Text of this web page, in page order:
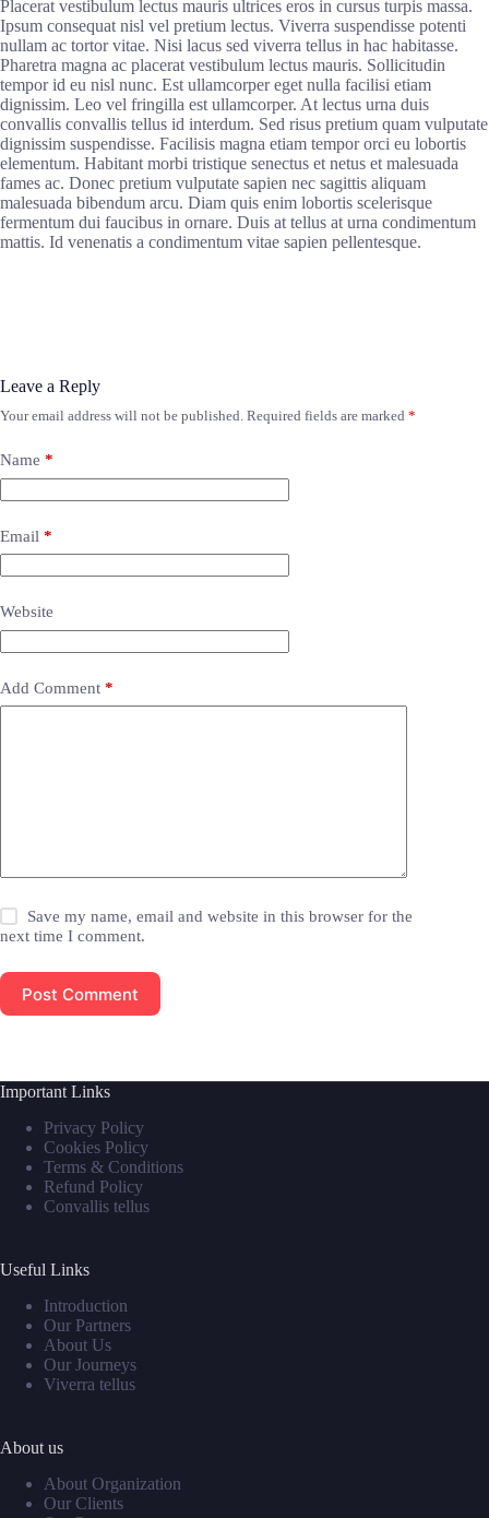
Placerat vestibulum lectus mauris ultrices eros in cursus turpis massa.
Ipsum consequat nisl vel pretium lectus. Viverra suspendisse potenti
nullam ac tortor vitae. Nisi lacus sed viverra tellus in hac habitasse.
Pharetra magna ac placerat vestibulum lectus mauris. Sollicitudin
tempor id eu nisl nunc. Est ullamcorper eget nulla facilisi etiam
dignissim. Leo vel fringilla est ullamcorper. At lectus urna duis
convallis convallis tellus id interdum. Sed risus pretium quam vulputate
dignissim suspendisse. Facilisis magna etiam tempor orci eu lobortis
elementum. Habitant morbi tristique senectus et netus et malesuada
fames ac. Donec pretium vulputate sapien nec sagittis aliquam
malesuada bibendum arcu. Diam quis enim lobortis scelerisque
fermentum dui faucibus in ornare. Duis at tellus at urna condimentum
mattis. Id venenatis a condimentum vitae sapien pellentesque.
Leave a Reply
Your email address will not be published. Required fields are marked *
Name *
Email *
Website
Add Comment *
Save my name, email and website in this browser for the
next time I comment.
Post Comment
Important Links
Privacy Policy
Cookies Policy
Terms & Conditions
Refund Policy
Convallis tellus
Useful Links
Introduction
Our Partners
About Us
Our Journeys
Viverra tellus
About us
About Organization
Our Clients